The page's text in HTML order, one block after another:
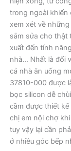
trong ngoài khiến
xem xét về
sắm sửa cho thật
xuất đến tính
nhà… Nhất là đối
cả nhà ăn uống
37810-000 được
bọc silicon dễ
cầm được thiết
chị em nội chợ
tuy vậy lại cần
ở nhiều góc bếp